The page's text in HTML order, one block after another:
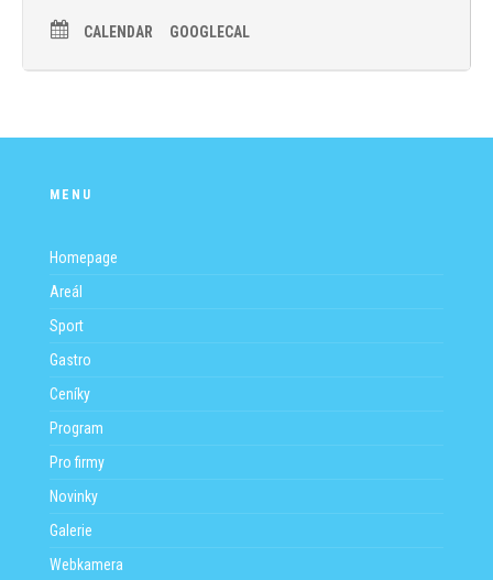
CALENDAR GOOGLECAL
MENU
Homepage
Areál
Sport
Gastro
Ceníky
Program
Pro firmy
Novinky
Galerie
Webkamera